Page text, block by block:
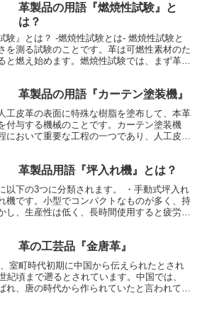
を滑らかにし、色を均一にすることができま
、革製品を汚れや傷から守る効果もありま
仕上げる方法です。アニリン仕上げは、革の
ができます。また、アニリン仕上げは、革製
を良くすることができます。しかし、アニリ
があります。トッピングの種類は、革の種類
れます。
革製品の用語『燃焼性試験』と
は？
験とは- 燃焼性試験と
を測る試験のことです。革は可燃性素材のた
と燃え始めます。燃焼性試験では、まず革製
革製品の用語『カーテン塗装機』
工皮革の表面に特殊な樹脂を塗布して、本革
付与する機械のことです。カーテン塗装機
において重要な工程の一つであり、人工皮革
は、ロールコート法と呼ばれる方法です。ロ
布された樹脂は、人工皮革の表面に広がり、
れます。 二つ目のタイプは、ス
る方法です。スプレーコート法では、人工皮
がり、本革のような風合いや光沢が付与され
革製品用語『坪入れ機』とは？
つに分類されます。 ・手動式坪入れ
機です。小型でコンパクトなものが多く、持
し、生産性は低く、長時間使用すると疲労を
高額です。 ・自動式坪入れ機自
半自動式坪入れ機よりも高額です。
革の工芸品『金唐革』
紀頃まで遡るとされています。中国では、
れ、唐の時代から作られていたと言われてい